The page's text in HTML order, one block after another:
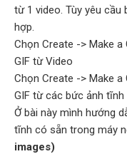
từ 1 video. Tùy yêu cầu
hợp.
Chọn Create -> Make
GIF từ Video
Chọn Create -> Make
GIF từ các bức ảnh tĩnh
Ở bài này mình hướng
tĩnh có sẵn trong máy
images)